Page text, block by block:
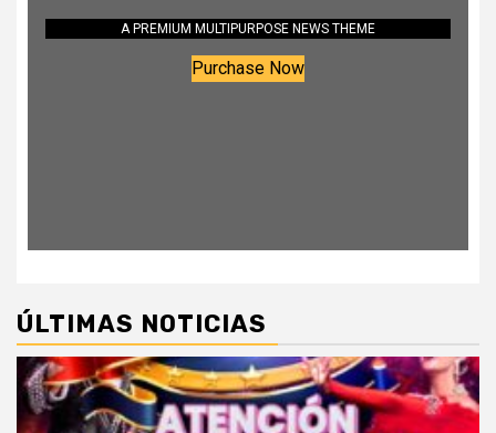
A PREMIUM MULTIPURPOSE NEWS THEME
Purchase Now
ÚLTIMAS NOTICIAS